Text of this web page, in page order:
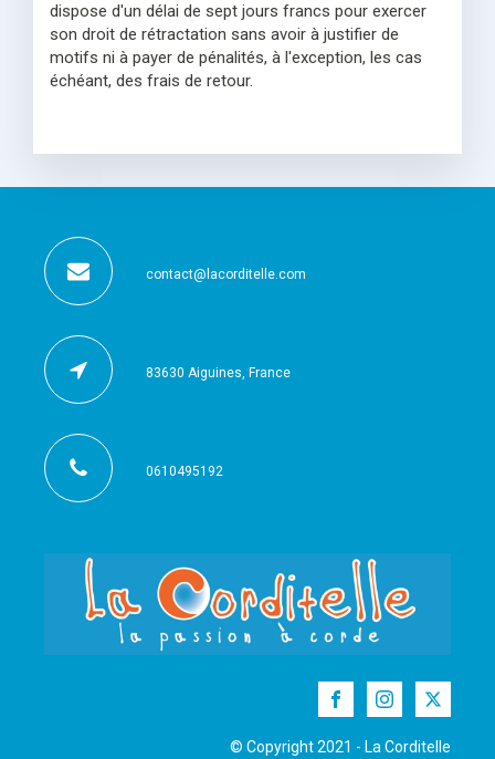
dispose d'un délai de sept jours francs pour exercer
son droit de rétractation sans avoir à justifier de
motifs ni à payer de pénalités, à l'exception, les cas
échéant, des frais de retour.
© Copyright 2021 - La Corditelle
contact@lacorditelle.com
83630 Aiguines, France
0610495192